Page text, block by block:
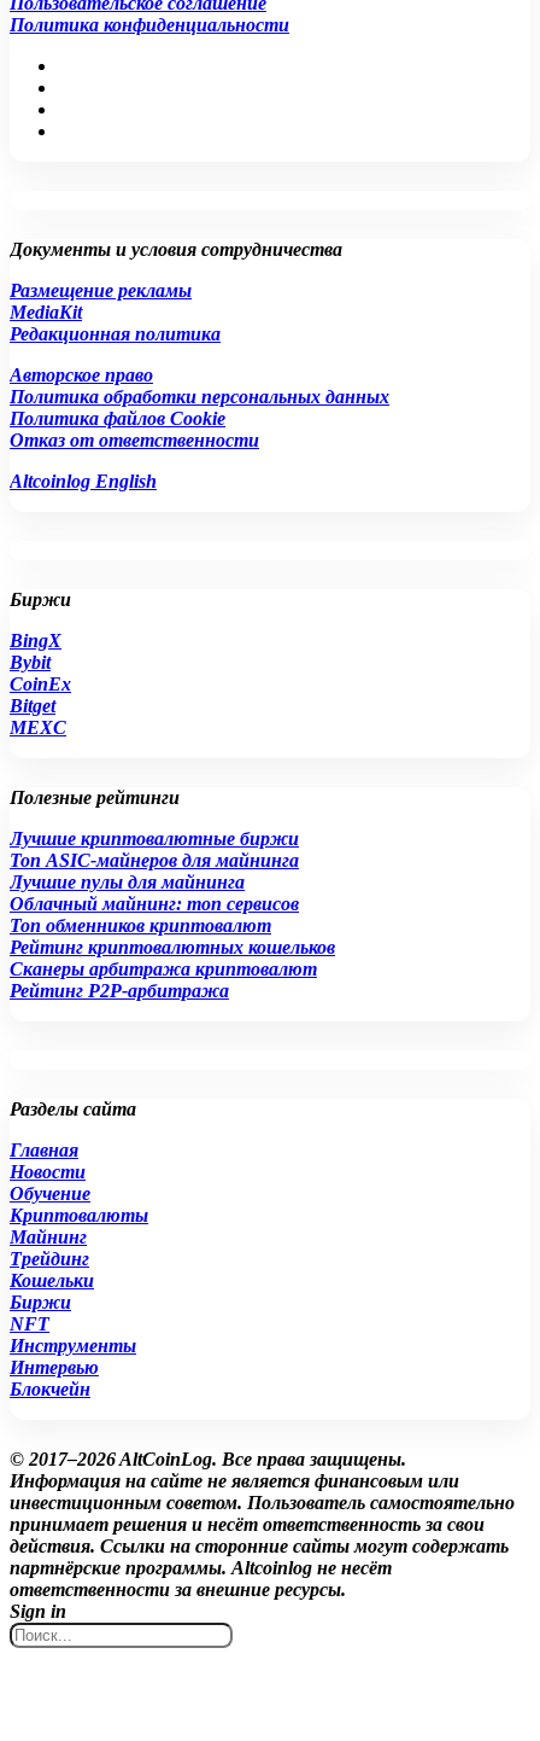
Политика конфиденциальности
Документы и условия сотрудничества
Размещение рекламы
MediaKit
Редакционная политика
Авторское право
Политика обработки персональных данных
Политика файлов Cookie
Отказ от ответственности
Altcoinlog English
Биржи
BingX
Bybit
CoinEx
Bitget
MEXC
Полезные рейтинги
Лучшие криптовалютные биржи
Топ ASIC-майнеров для майнинга
Лучшие пулы для майнинга
Облачный майнинг: топ сервисов
Топ обменников криптовалют
Рейтинг криптовалютных кошельков
Сканеры арбитража криптовалют
Рейтинг P2P-арбитража
Разделы сайта
Главная
Новости
Обучение
Криптовалюты
Майнинг
Трейдинг
Кошельки
Биржи
NFT
Инструменты
Интервью
Блокчейн
© 2017–2026 AltCoinLog. Все права защищены.
Информация на сайте не является финансовым или
инвестиционным советом. Пользователь самостоятельно
принимает решения и несёт ответственность за свои
действия. Ссылки на сторонние сайты могут содержать
партнёрские программы. Altcoinlog не несёт
ответственности за внешние ресурсы.
Sign in